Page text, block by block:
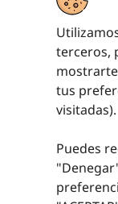
terceros,
tus
visitadas).
Puedes
9,74€ sin IVA (
iva incl.)
AÑADIR AL
CARRITO
PRODUCTOS